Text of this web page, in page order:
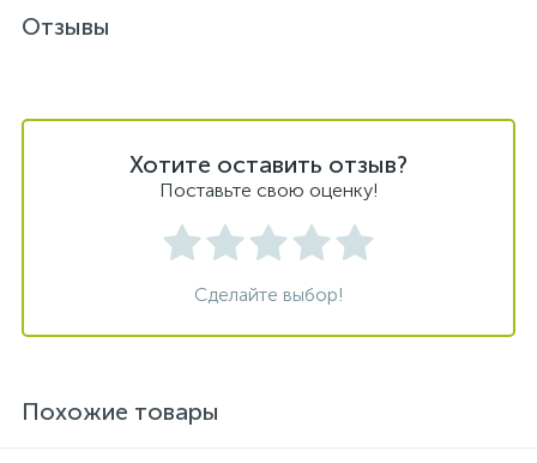
Отзывы
Хотите оставить отзыв?
Поставьте свою оценку!
Сделайте выбор!
Похожие товары